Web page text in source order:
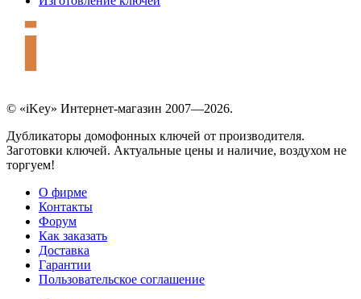
© «iKey» Интернет-магазин 2007—2026.
Дубликаторы домофонных ключей от производителя.
Заготовки ключей. Актуальные цены и наличие, воздухом не
торгуем!
О фирме
Контакты
Форум
Как заказать
Доставка
Гарантии
Пользовательское соглашение